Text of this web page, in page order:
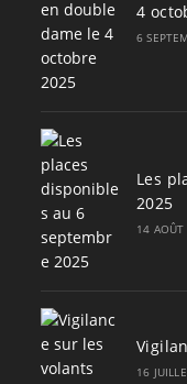
4
6
Les
2025
14
16